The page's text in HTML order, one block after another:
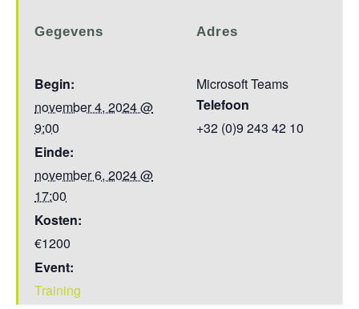
Gegevens
Begin:
november 4, 2024 @
9:00
Einde:
november 6, 2024 @
17:00
Kosten:
€1200
Event:
Training
Adres
Microsoft Teams
Telefoon
+32 (0)9 243 42 10